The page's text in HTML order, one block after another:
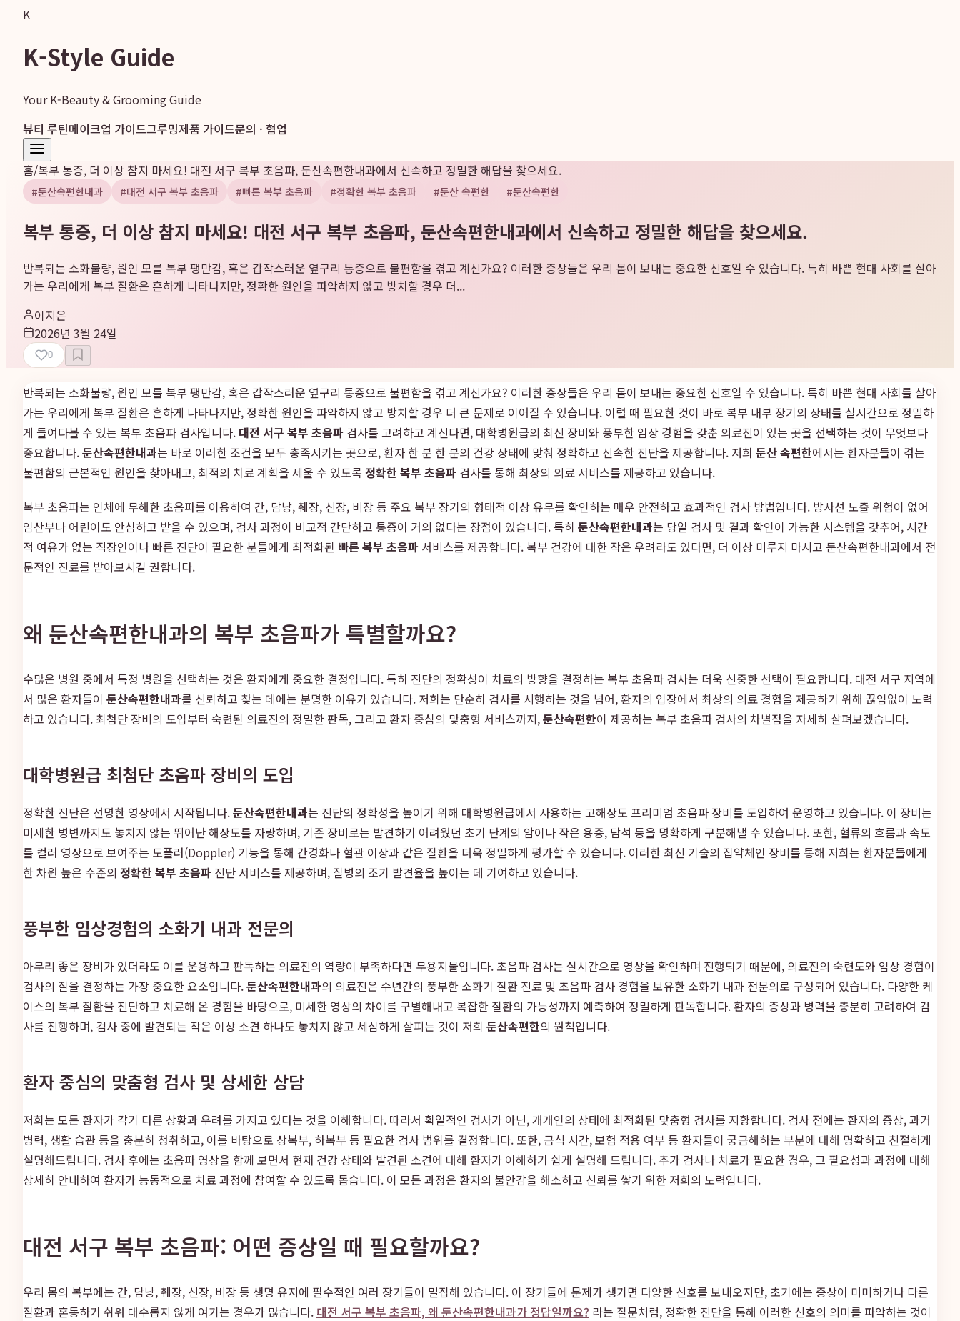
K
K-Style Guide
Your K-Beauty & Grooming Guide
뷰티 루틴메이크업 가이드그루밍제품 가이드문의 · 협업
홈/복부 통증, 더 이상 참지 마세요! 대전 서구 복부 초음파, 둔산속편한내과에서 신속하고 정밀한 해답을 찾으세요.
#둔산속편한내과 #대전 서구 복부 초음파 #빠른 복부 초음파 #정확한 복부 초음파 #둔산 속편한 #둔산속편한
복부 통증, 더 이상 참지 마세요! 대전 서구 복부 초음파, 둔산속편한내과에서 신속하고 정밀한 해답을 찾으세요.
반복되는 소화불량, 원인 모를 복부 팽만감, 혹은 갑작스러운 옆구리 통증으로 불편함을 겪고 계신가요? 이러한 증상들은 우리 몸이 보내는 중요한 신호일 수 있습니다. 특히 바쁜 현대 사회를 살아
가는 우리에게 복부 질환은 흔하게 나타나지만, 정확한 원인을 파악하지 않고 방치할 경우 더...
이지은
2026년 3월 24일
0
반복되는 소화불량, 원인 모를 복부 팽만감, 혹은 갑작스러운 옆구리 통증으로 불편함을 겪고 계신가요? 이러한 증상들은 우리 몸이 보내는 중요한 신호일 수 있습니다. 특히 바쁜 현대 사회를 살아
가는 우리에게 복부 질환은 흔하게 나타나지만, 정확한 원인을 파악하지 않고 방치할 경우 더 큰 문제로 이어질 수 있습니다. 이럴 때 필요한 것이 바로 복부 내부 장기의 상태를 실시간으로 정밀하
게 들여다볼 수 있는 복부 초음파 검사입니다. 대전 서구 복부 초음파 검사를 고려하고 계신다면, 대학병원급의 최신 장비와 풍부한 임상 경험을 갖춘 의료진이 있는 곳을 선택하는 것이 무엇보다
중요합니다.둔산속편한내과는 바로 이러한 조건을 모두 충족시키는 곳으로, 환자 한 분 한 분의 건강 상태에 맞춰 정확하고 신속한 진단을 제공합니다. 저희 둔산 속편한에서는 환자분들이 겪는
불편함의 근본적인 원인을 찾아내고, 최적의 치료 계획을 세울 수 있도록 정확한 복부 초음파 검사를 통해 최상의 의료 서비스를 제공하고 있습니다.
복부 초음파는 인체에 무해한 초음파를 이용하여 간, 담낭, 췌장, 신장, 비장 등 주요 복부 장기의 형태적 이상 유무를 확인하는 매우 안전하고 효과적인 검사 방법입니다. 방사선 노출 위험이 없어
임산부나 어린이도 안심하고 받을 수 있으며, 검사 과정이 비교적 간단하고 통증이 거의 없다는 장점이 있습니다. 특히 둔산속편한내과는 당일 검사 및 결과 확인이 가능한 시스템을 갖추어, 시간
적 여유가 없는 직장인이나 빠른 진단이 필요한 분들에게 최적화된 빠른 복부 초음파 서비스를 제공합니다. 복부 건강에 대한 작은 우려라도 있다면, 더 이상 미루지 마시고 둔산속편한내과에서 전
문적인 진료를 받아보시길 권합니다.
왜 둔산속편한내과의 복부 초음파가 특별할까요?
수많은 병원 중에서 특정 병원을 선택하는 것은 환자에게 중요한 결정입니다. 특히 진단의 정확성이 치료의 방향을 결정하는 복부 초음파 검사는 더욱 신중한 선택이 필요합니다. 대전 서구 지역에
서 많은 환자들이 둔산속편한내과를 신뢰하고 찾는 데에는 분명한 이유가 있습니다. 저희는 단순히 검사를 시행하는 것을 넘어, 환자의 입장에서 최상의 의료 경험을 제공하기 위해 끊임없이 노력
하고 있습니다. 최첨단 장비의 도입부터 숙련된 의료진의 정밀한 판독, 그리고 환자 중심의 맞춤형 서비스까지,둔산속편한이 제공하는 복부 초음파 검사의 차별점을 자세히 살펴보겠습니다.
대학병원급 최첨단 초음파 장비의 도입
정확한 진단은 선명한 영상에서 시작됩니다.둔산속편한내과는 진단의 정확성을 높이기 위해 대학병원급에서 사용하는 고해상도 프리미엄 초음파 장비를 도입하여 운영하고 있습니다. 이 장비는
미세한 병변까지도 놓치지 않는 뛰어난 해상도를 자랑하며, 기존 장비로는 발견하기 어려웠던 초기 단계의 암이나 작은 용종, 담석 등을 명확하게 구분해낼 수 있습니다. 또한, 혈류의 흐름과 속도
를 컬러 영상으로 보여주는 도플러(Doppler) 기능을 통해 간경화나 혈관 이상과 같은 질환을 더욱 정밀하게 평가할 수 있습니다. 이러한 최신 기술의 집약체인 장비를 통해 저희는 환자분들에게
한 차원 높은 수준의 정확한 복부 초음파 진단 서비스를 제공하며, 질병의 조기 발견율을 높이는 데 기여하고 있습니다.
풍부한 임상경험의 소화기 내과 전문의
아무리 좋은 장비가 있더라도 이를 운용하고 판독하는 의료진의 역량이 부족하다면 무용지물입니다. 초음파 검사는 실시간으로 영상을 확인하며 진행되기 때문에, 의료진의 숙련도와 임상 경험이
검사의 질을 결정하는 가장 중요한 요소입니다.둔산속편한내과의 의료진은 수년간의 풍부한 소화기 질환 진료 및 초음파 검사 경험을 보유한 소화기 내과 전문의로 구성되어 있습니다. 다양한 케
이스의 복부 질환을 진단하고 치료해 온 경험을 바탕으로, 미세한 영상의 차이를 구별해내고 복잡한 질환의 가능성까지 예측하여 정밀하게 판독합니다. 환자의 증상과 병력을 충분히 고려하여 검
사를 진행하며, 검사 중에 발견되는 작은 이상 소견 하나도 놓치지 않고 세심하게 살피는 것이 저희 둔산속편한의 원칙입니다.
환자 중심의 맞춤형 검사 및 상세한 상담
저희는 모든 환자가 각기 다른 상황과 우려를 가지고 있다는 것을 이해합니다. 따라서 획일적인 검사가 아닌, 개개인의 상태에 최적화된 맞춤형 검사를 지향합니다. 검사 전에는 환자의 증상, 과거
병력, 생활 습관 등을 충분히 청취하고, 이를 바탕으로 상복부, 하복부 등 필요한 검사 범위를 결정합니다. 또한, 금식 시간, 보험 적용 여부 등 환자들이 궁금해하는 부분에 대해 명확하고 친절하게
설명해드립니다. 검사 후에는 초음파 영상을 함께 보면서 현재 건강 상태와 발견된 소견에 대해 환자가 이해하기 쉽게 설명해 드립니다. 추가 검사나 치료가 필요한 경우, 그 필요성과 과정에 대해
상세히 안내하여 환자가 능동적으로 치료 과정에 참여할 수 있도록 돕습니다. 이 모든 과정은 환자의 불안감을 해소하고 신뢰를 쌓기 위한 저희의 노력입니다.
대전 서구 복부 초음파: 어떤 증상일 때 필요할까요?
우리 몸의 복부에는 간, 담낭, 췌장, 신장, 비장 등 생명 유지에 필수적인 여러 장기들이 밀집해 있습니다. 이 장기들에 문제가 생기면 다양한 신호를 보내오지만, 초기에는 증상이 미미하거나 다른
질환과 혼동하기 쉬워 대수롭지 않게 여기는 경우가 많습니다. 대전 서구 복부 초음파, 왜 둔산속편한내과가 정답일까요? 라는 질문처럼, 정확한 진단을 통해 이러한 신호의 의미를 파악하는 것이